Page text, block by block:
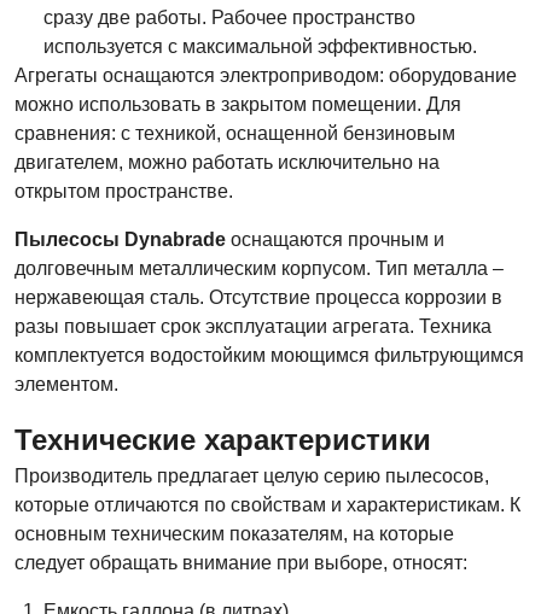
сразу две работы. Рабочее пространство
используется с максимальной эффективностью.
Агрегаты оснащаются электроприводом: oборудование
можно использовать в закрытом помещении. Для
сравнения: с техникой, оснащенной бензиновым
двигателем, можно работать исключительно на
открытом пространстве.
Пылесосы Dynabrade оснащаются прочным и
долговечным металлическим корпусом. Тип металла –
нержавеющая сталь. Отсутствие процесса коррозии в
разы повышает срок эксплуатации агрегата. Техника
комплектуется водостойким моющимся фильтрующимся
элементом.
Технические характеристики
Производитель предлагает целую серию пылесосов,
которые отличаются по свойствам и характеристикам. К
основным техническим показателям, на которые
следует обращать внимание при выборе, относят: